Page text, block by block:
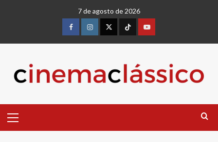
7 de agosto de 2026